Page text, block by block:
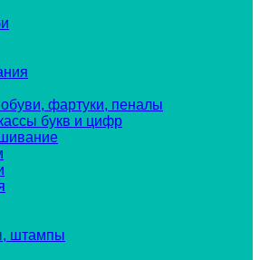
фартуки, пеналы
букв и цифр
штампы